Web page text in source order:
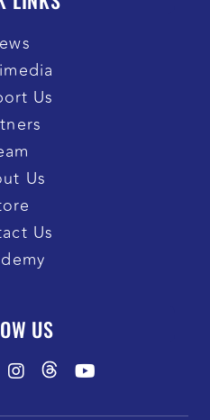
Us
Us
Us
US